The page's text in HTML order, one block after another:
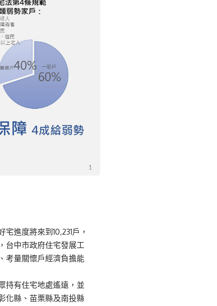
進度將來到10,231戶，
台中市政府住宅發展工
考量關懷戶經濟負擔能
持有住宅地處遙遠，並
化縣、苗栗縣及南投縣